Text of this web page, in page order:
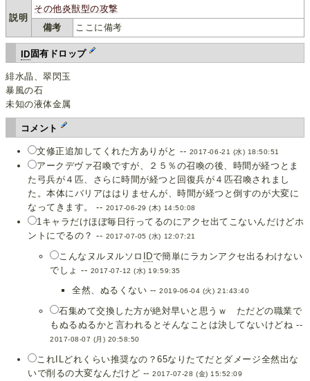
説明
その他炎獣型の攻撃
備考
ここに備考
ID 固有ドロップ
緋水晶、翠閃玉
暴風の石
未知の液体金属
コメント
文修正追加してくれた方ありがと -- 2017-06-21 (水) 18:50:51
アークデヴァ召喚ですが、２５％の召喚の後、時間が経つとま
た弓兵が４匹、さらに時間が経つと回復兵が４匹召喚されまし
た。本体にバリアははりませんが、時間が経つと倒すのが大変に
なってきます。 -- 2017-06-29 (木) 14:50:08
1キャラだけほぼ毎日行ってるのにアクセ出てこないんだけどホ
ントにでるの？ -- 2017-07-05 (水) 12:07:21
こんなヌルヌルソロ IDで簡単にラカンアクセ出るわけない
でしょ -- 2017-07-12 (水) 19:59:35
全然、ぬるくない --2019-06-04 (火) 21:43:40
石集めて交換した方が絶対早いと思うｗ ただどの職業で
もぬるぬるかと言われるとそんなことは決してないけどね --
2017-08-07 (月) 20:58:50
これILどれくらい推奨なの？65なりたてだとダメージ全然出な
いで削るの大変なんだけど --2017-07-28 (金) 15:52:09